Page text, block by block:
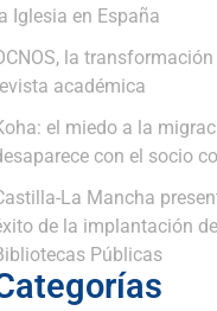
Iglesia en España
la
académica
el miedo a la
con el socio
La Mancha
de la implantación
Públicas